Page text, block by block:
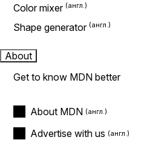
Color mixer
Shape generator
About
Get to know MDN better
About MDN
Advertise with us